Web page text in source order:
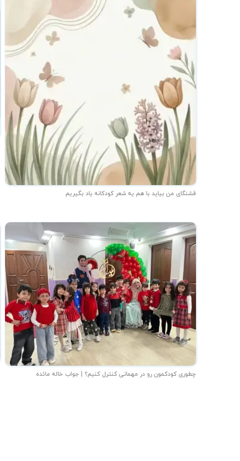
قشنگای من بيايد با هم یه شعر کودکانه ياد بگیریم
چطوری کودکمون رو در مهمانی کنترل کنیم؟ | جواب خاله مائده